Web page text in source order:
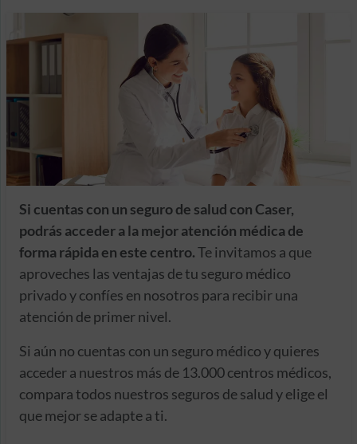
Si cuentas con un seguro de salud con Caser,
podrás acceder a la mejor atención médica de
forma rápida en este centro.Te invitamos a que
aproveches las ventajas de tu seguro médico
privado y confíes en nosotros para recibir una
atención de primer nivel.
Si aún no cuentas con un seguro médico y quieres
acceder a nuestros más de 13.000 centros médicos,
compara todos nuestros seguros de salud y elige el
que mejor se adapte a ti.